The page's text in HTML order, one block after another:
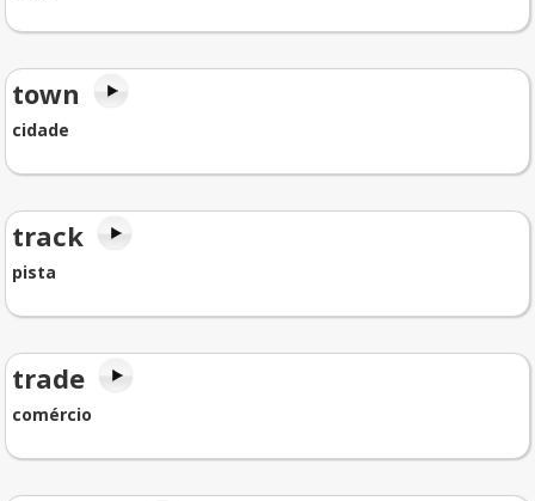
town
cidade
track
pista
trade
comércio